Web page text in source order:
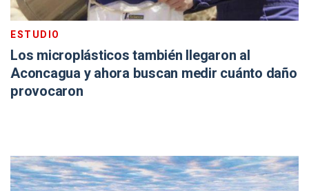
ESTUDIO
Los microplásticos también llegaron al
Aconcagua y ahora buscan medir cuánto daño
provocaron